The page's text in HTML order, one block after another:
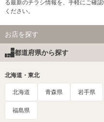
る最新のチラシ情報を、手軽にご確
ください。
お店を探す
都道府県から探す
北海道・東北
北海道 青森県 岩手県
福島県